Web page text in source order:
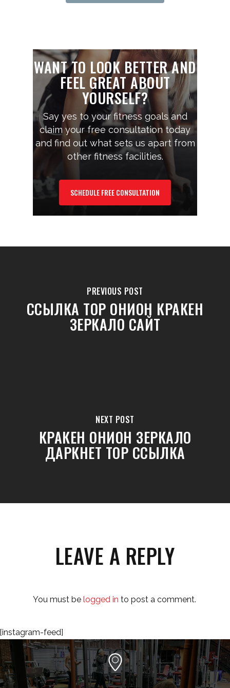
WANT TO LOOK BETTER AND
FEEL GREAT ABOUT
YOURSELF?
Say yes to your fitness goals and
claim your free consultation today
and find out what sets us apart from
other fitness facilities.
SCHEDULE FREE CONSULTATION
PREVIOUS POST
ССЫЛКА ТОР ОНИОН КРАКЕН
ЗЕРКАЛО САЙТ
NEXT POST
КРАКЕН ОНИОН ЗЕРКАЛО
ДАРКНЕТ ТОР ССЫЛКА
LEAVE A REPLY
You must be logged in to post a comment.
[instagram-feed]